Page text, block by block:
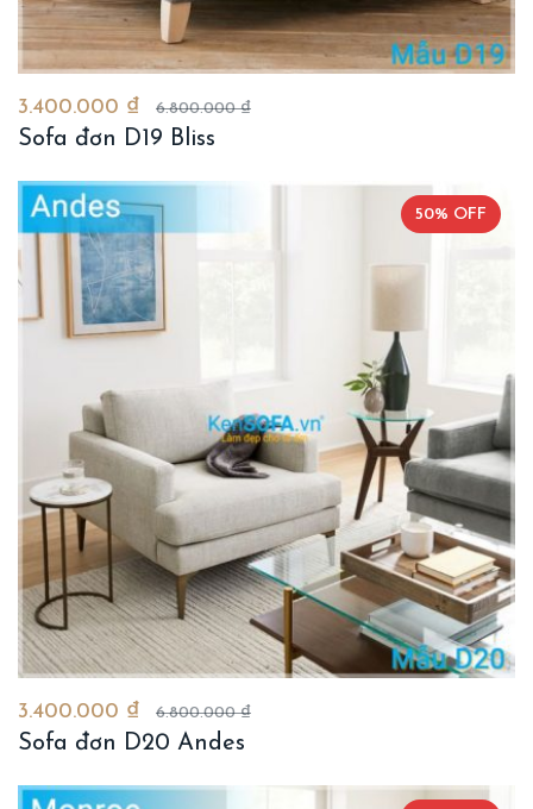
3.400.000 ₫ 6.800.000 ₫
Sofa đơn D19 Bliss
50% OFF
3.400.000 ₫ 6.800.000 ₫
Sofa đơn D20 Andes